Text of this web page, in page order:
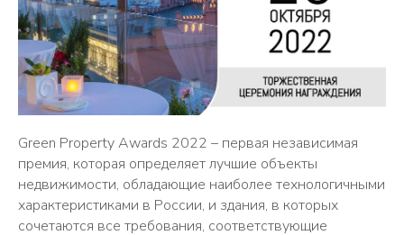
Green Property Awards 2022 – первая независимая
премия, которая определяет лучшие объекты
недвижимости, обладающие наиболее технологичными
характеристиками в России, и здания, в которых
сочетаются все требования, соответствующие